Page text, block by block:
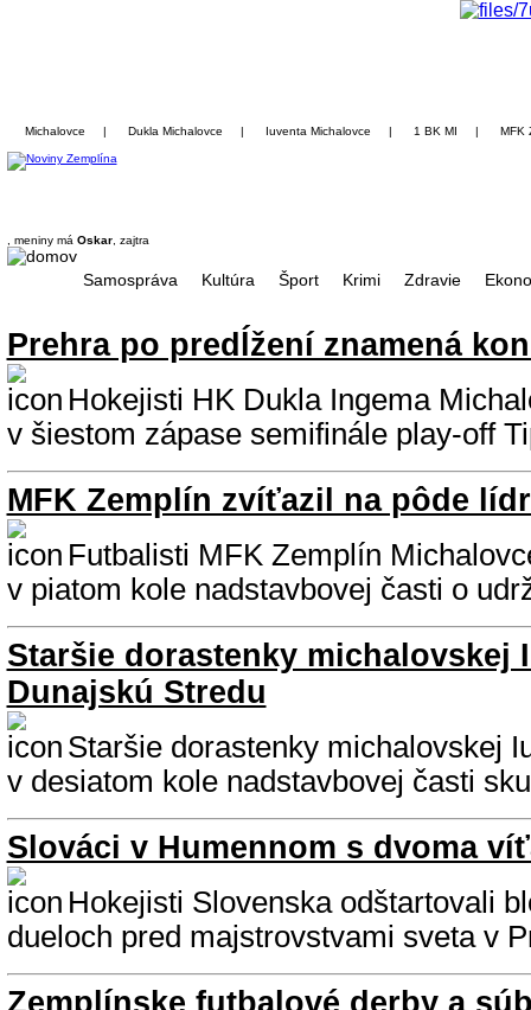
Michalovce | Dukla Michalovce | Iuventa Michalovce | 1 BK MI | MFK
, meniny má Oskar, zajtra
Samospráva Kultúra Šport Krimi Zdravie
Prehra po predĺžení znamená
Hokejisti HK Dukla Ingema
v šiestom zápase semifinále play-off
MFK Zemplín zvíťazil na pôde
Futbalisti MFK Zemplín
v piatom kole nadstavbovej časti o
Staršie dorastenky michalovskej
Dunajskú Stredu
Staršie dorastenky michalovskej
v desiatom kole nadstavbovej časti
Slováci v Humennom s dvoma
Hokejisti Slovenska odštartovali
dueloch pred majstrovstvami sveta v
Zemplínske futbalové derby a